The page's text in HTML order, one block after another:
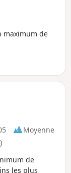
maximum de
Moyenne
de
les plus